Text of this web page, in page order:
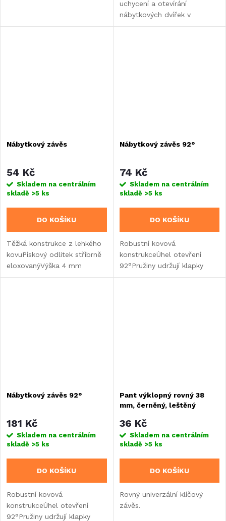
uchycení a otevírání
nábytkových dvířek v
karavanu, obytném voze
Nábytkový závěs
54 Kč
Skladem na centrálním
skladě >5 ks
DO KOŠÍKU
Těžká konstrukce z lehkého
kovuPískový odlitek stříbrně
eloxovanýVýška 4 mm
Nábytkový závěs 92°
74 Kč
Skladem na centrálním
skladě >5 ks
DO KOŠÍKU
Robustní kovová
konstrukceÚhel otevření
92°Pružiny udržují klapky
otevřené a zavřenéSnadná
Nábytkový závěs 92°
181 Kč
Skladem na centrálním
skladě >5 ks
DO KOŠÍKU
Robustní kovová
konstrukceÚhel otevření
92°Pružiny udržují klapky
Pant výklopný rovný 38
mm, černěný, leštěný
36 Kč
Skladem na centrálním
skladě >5 ks
DO KOŠÍKU
Rovný univerzální klíčový
závěs.